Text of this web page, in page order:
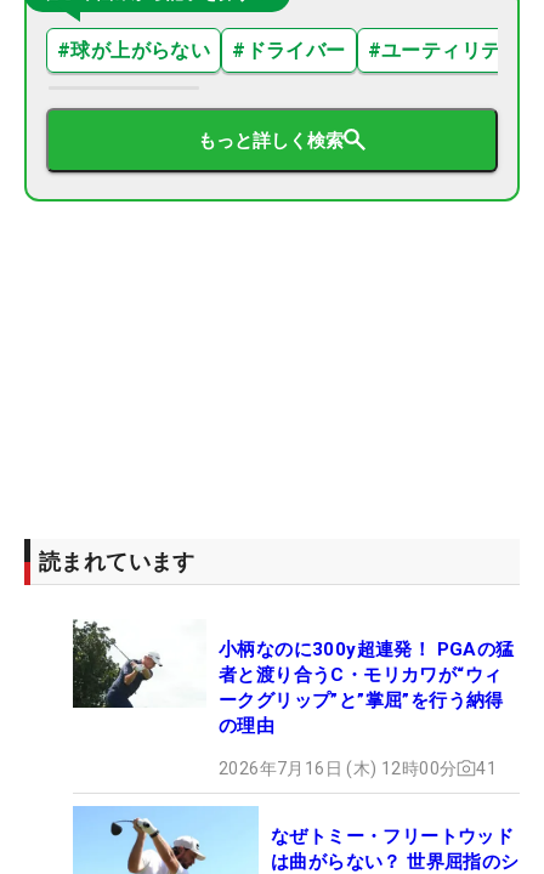
#球が上がらない # ドライバー #ユーティリティ
もっと詳しく検索
読まれています
小柄なのに300y超連発！ PGAの猛
者と渡り合うC・モリカワが“ウィ
ークグリップ”と”掌屈”を行う納得
の理由
2026年7月16日 (木) 12時00分 41
なぜトミー・フリートウッド
は曲がらない？ 世界屈指のシ